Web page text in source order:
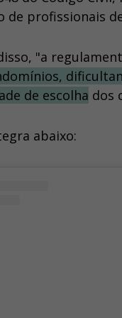
de profissionais
"a
de escolha dos
abaixo: